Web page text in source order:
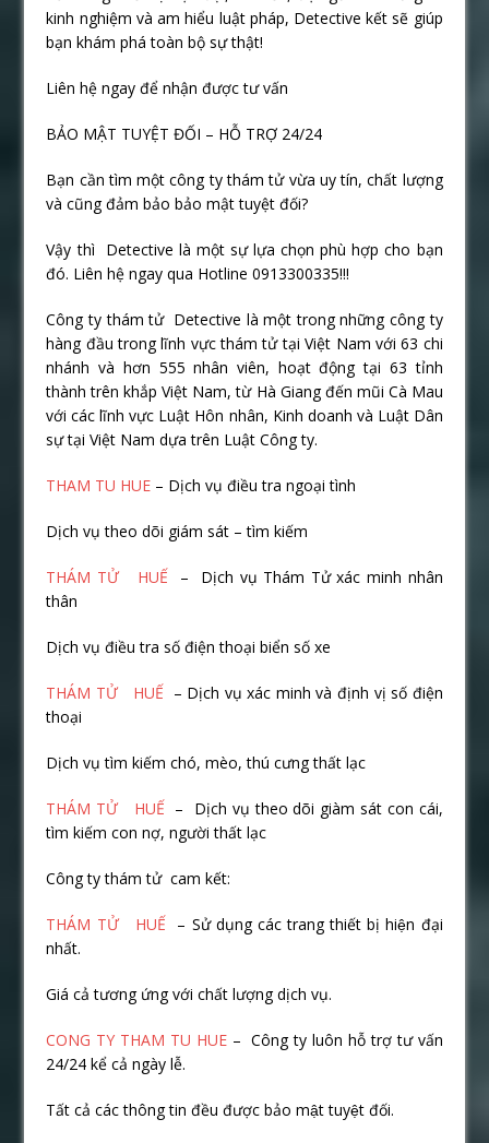
kinh nghiệm và am hiểu luật pháp, Detective kết sẽ giúp
bạn khám phá toàn bộ sự thật!
Liên hệ ngay để nhận được tư vấn
BẢO MẬT TUYỆT ĐỐI – HỖ TRỢ 24/24
Bạn cần tìm một công ty thám tử vừa uy tín, chất lượng
và cũng đảm bảo bảo mật tuyệt đối?
Vậy thì Detective là một sự lựa chọn phù hợp cho bạn
đó. Liên hệ ngay qua Hotline 0913300335!!!
Công ty thám tử Detective là một trong những công ty
hàng đầu trong lĩnh vực thám tử tại Việt Nam với 63 chi
nhánh và hơn 555 nhân viên, hoạt động tại 63 tỉnh
thành trên khắp Việt Nam, từ Hà Giang đến mũi Cà Mau
với các lĩnh vực Luật Hôn nhân, Kinh doanh và Luật Dân
sự tại Việt Nam dựa trên Luật Công ty.
THAM TU HUE – Dịch vụ điều tra ngoại tình
Dịch vụ theo dõi giám sát – tìm kiếm
THÁM TỬ HUẾ – Dịch vụ Thám Tử xác minh nhân
thân
Dịch vụ điều tra số điện thoại biển số xe
THÁM TỬ HUẾ – Dịch vụ xác minh và định vị số điện
thoại
Dịch vụ tìm kiếm chó, mèo, thú cưng thất lạc
THÁM TỬ HUẾ – Dịch vụ theo dõi giàm sát con cái,
tìm kiếm con nợ, người thất lạc
Công ty thám tử cam kết:
THÁM TỬ HUẾ – Sử dụng các trang thiết bị hiện đại
nhất.
Giá cả tương ứng với chất lượng dịch vụ.
CONG TY THAM TU HUE– Công ty luôn hỗ trợ tư vấn
24/24 kể cả ngày lễ.
Tất cả các thông tin đều được bảo mật tuyệt đối.